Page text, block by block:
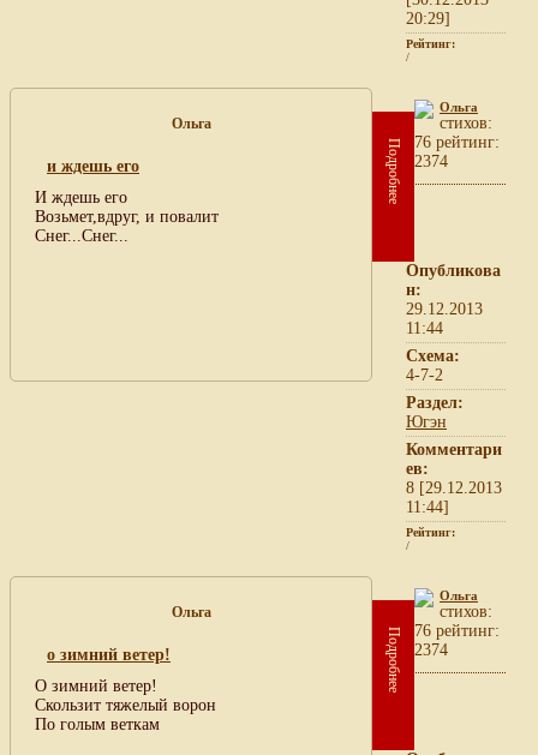
20:29]
Рейтинг:
/
Ольга
и ждешь его
И ждешь его
Возьмет,вдруг, и повалит
Снег...Снег...
Подробнее
Ольга
cтихов:
76 рейтинг:
2374
Опубликова
н:
29.12.2013
11:44
Схема:
4-7-2
Раздел:
Югэн
Комментари
ев:
8 [29.12.2013
11:44]
Рейтинг:
/
Ольга
о зимний ветер!
О зимний ветер!
Скользит тяжелый ворон
По голым веткам
Подробнее
Ольга
cтихов:
76 рейтинг:
2374